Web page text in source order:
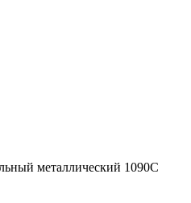
металлический 1090С